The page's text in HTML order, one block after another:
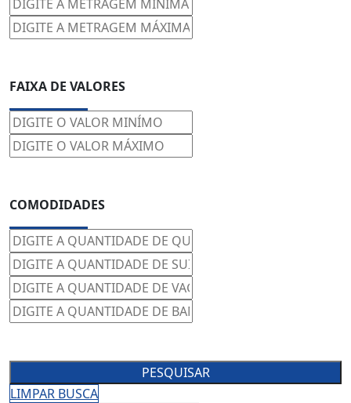
FAIXA DE VALORES
COMODIDADES
PESQUISAR
LIMPAR BUSCA